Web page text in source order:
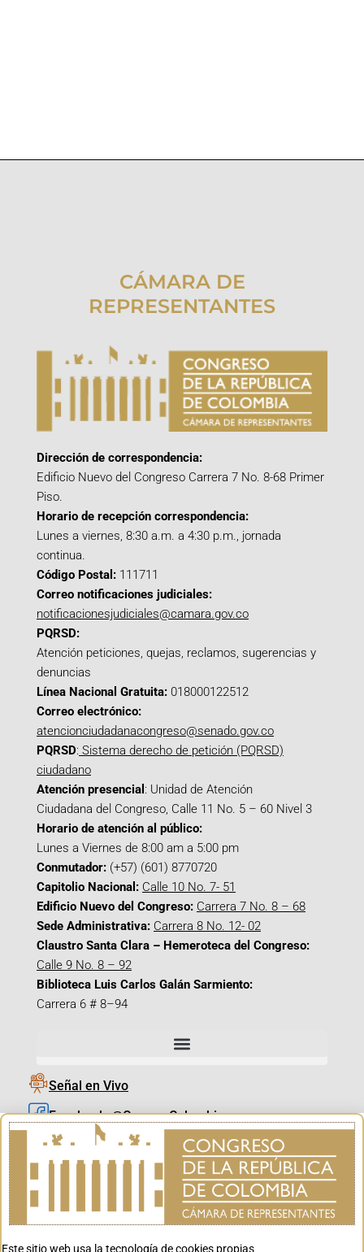
CÁMARA DE
REPRESENTANTES
Dirección de correspondencia:
Edificio Nuevo del Congreso Carrera 7 No. 8-68 Primer
Piso.
Horario de recepción correspondencia:
Lunes a viernes, 8:30 a.m. a 4:30 p.m., jornada
continua.
Código Postal: 111711
Correo notificaciones judiciales:
notificacionesjudiciales@camara.gov.co
PQRSD:
Atención peticiones, quejas, reclamos, sugerencias y
denuncias
Línea Nacional Gratuita: 018000122512
Correo electrónico:
atencionciudadanacongreso@senado.gov.co
PQRSD: Sistema derecho de petición (PQRSD)
ciudadano
Atención presencial : Unidad de Atención
Ciudadana del Congreso, Calle 11 No. 5 – 60 Nivel 3
Horario de atención al público:
Lunes a Viernes de 8:00 am a 5:00 pm
Conmutador: (+57) (601) 8770720
Capitolio Nacional: Calle 10 No. 7- 51
Edificio Nuevo del Congreso: Carrera 7 No. 8 – 68
Sede Administrativa: Carrera 8 No. 12- 02
Claustro Santa Clara – Hemeroteca del Congreso:
Calle 9 No. 8 – 92
Biblioteca Luis Carlos Galán Sarmiento:
Carrera 6 # 8–94
Señal en Vivo
Facebook_@CamaraColombia
Instagram_@CamaraColombia
X_@CamaraColombia
Youtube_@CamaraColombia
Este sitio web usa la tecnología de cookies propias